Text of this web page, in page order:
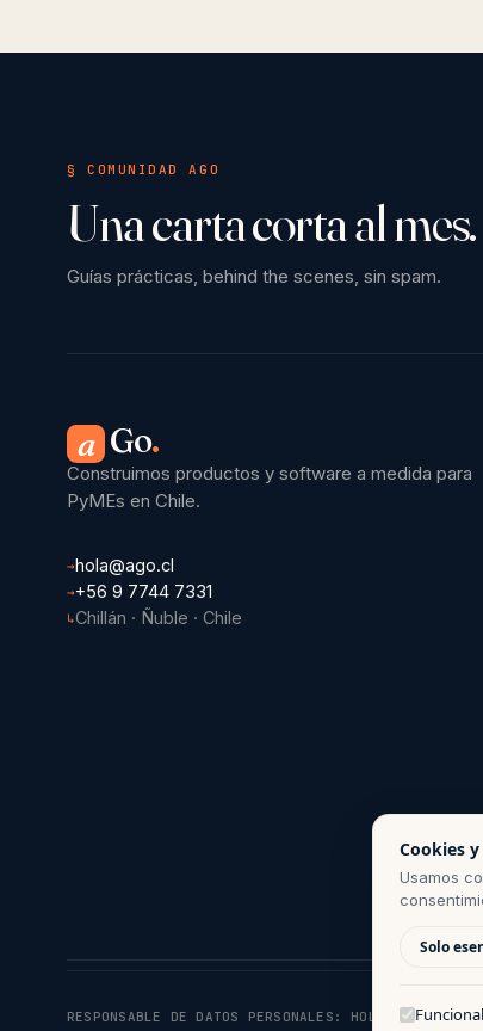
§ COMUNIDAD AGO
Una carta corta al mes.
Guías prácticas, behind the scenes, sin spam.
a Go.
Construimos productos y software a medida para
PyMEs en Chile.
→hola@ago.cl
→+56 9 7744 7331
↳Chillán · Ñuble · Chile
RESPONSABLE DE DATOS PERSONALES: HOLA@AGO.CL·
Cookies
Usamos
Solo